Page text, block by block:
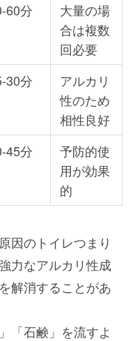
60分
大量の場
合は複数
回必要
30分
アルカリ
性のため
相性良好
45分
予防的使
用が効果
的
因のトイレつまり
力なアルカリ性成
解消することがあ
「石鹸」を流すよ